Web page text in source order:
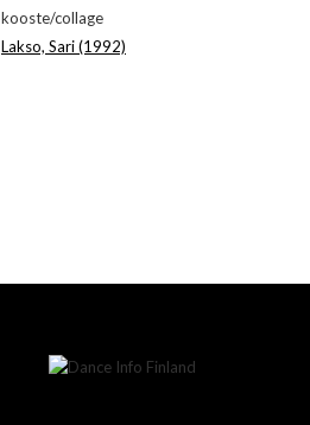
kooste/collage
Lakso, Sari (1992)